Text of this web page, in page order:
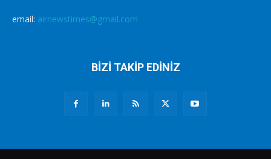
email: airnewstimes@gmail.com
BİZİ TAKİP EDİNİZ